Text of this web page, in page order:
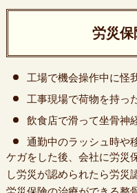
労災保
工場で機会操作中に怪
工事現場で荷物を持っ
飲食店で滑って坐骨神
通勤中のラッシュ時や
ケガをした後、会社に労災
し労災が認められたら労災